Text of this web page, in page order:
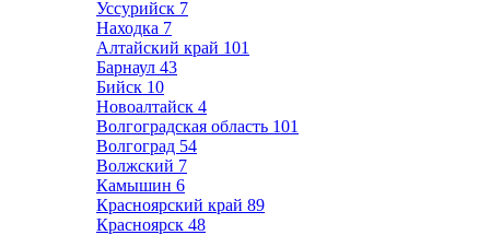
Уссурийск 7
Находка 7
Алтайский край 101
Барнаул 43
Бийск 10
Новоалтайск 4
Волгоградская область 101
Волгоград 54
Волжский 7
Камышин 6
Красноярский край 89
Красноярск 48